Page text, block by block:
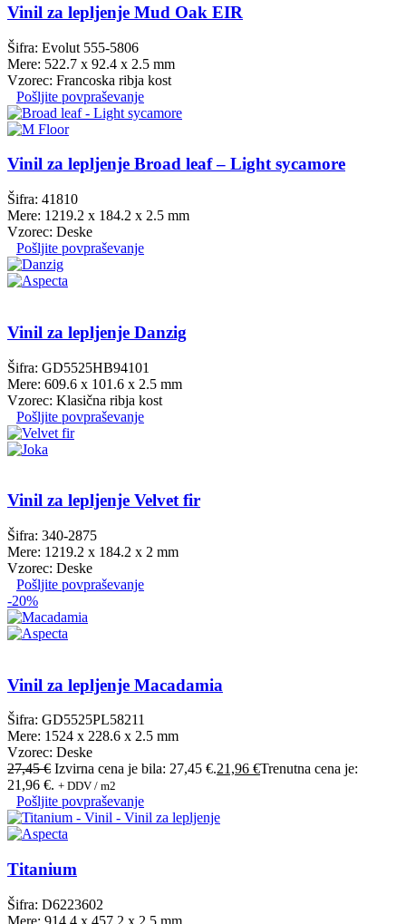
Vinil za lepljenje Mud Oak EIR
Šifra: Evolut 555-5806
Mere: 522.7 x 92.4 x 2.5 mm
Vzorec: Francoska ribja kost
Pošljite povpraševanje
Vinil za lepljenje Broad leaf – Light sycamore
Šifra: 41810
Mere: 1219.2 x 184.2 x 2.5 mm
Vzorec: Deske
Pošljite povpraševanje
Vinil za lepljenje Danzig
Šifra: GD5525HB94101
Mere: 609.6 x 101.6 x 2.5 mm
Vzorec: Klasična ribja kost
Pošljite povpraševanje
Vinil za lepljenje Velvet fir
Šifra: 340-2875
Mere: 1219.2 x 184.2 x 2 mm
Vzorec: Deske
Pošljite povpraševanje
-20%
Vinil za lepljenje Macadamia
Šifra: GD5525PL58211
Mere: 1524 x 228.6 x 2.5 mm
Vzorec: Deske
27,45€ Izvirna cena je bila: 27,45 €.21,96 €Trenutna cena je:
21,96 €. + DDV / m2
Pošljite povpraševanje
Titanium
Šifra: D6223602
Mere: 914.4 x 457.2 x 2.5 mm